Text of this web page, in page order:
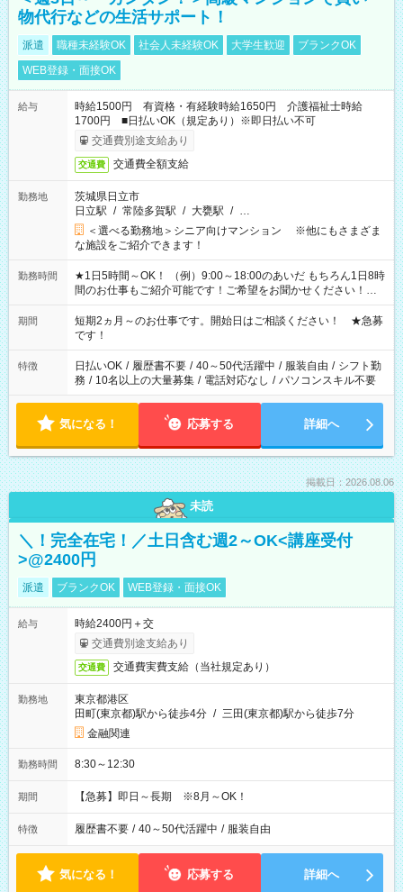
物代行などの生活サポート！
派遣 職種未経験OK 社会人未経験OK 大学生歓迎
ブランクOK
WEB登録・面接OK
給与
時給1500円 有資格・有経験時給1650円 介護福祉士時給
1700円 ■日払いOK（規定あり）※即日払い不可
交通費別途支給あり
交通費 交通費全額支給
勤務地
茨城県日立市
日立駅 / 常陸多賀駅 / 大甕駅 / …
＜選べる勤務地＞シニア向けマンション ※他にもさまざま
な施設をご紹介できます！
勤務時間
★1日5時間～OK！ （例）9:00～18:00のあいだ もちろん1日8時
間のお仕事もご紹介可能です！ご希望をお聞かせください！★
家庭の都合でお休みが必要な場合も遠慮なくご相談ください。
※週最低15時間以上の勤務が必要です
期間
短期2ヵ月～のお仕事です。開始日はご相談ください！ ★急募
です！
特徴 日払いOK / 履歴書不要 / 40～50代活躍中 / 服装自由 / シフト勤
務 / 10名以上の大量募集 / 電話対応なし / パソコンスキル不要
気になる！ 応募する 詳細へ
掲載日：2026.08.06
未読
＼！完全在宅！／土日含む週2～OK<講座受付
>@2400円
派遣 ブランクOK WEB登録・面接OK
給与
時給2400円＋交
交通費別途支給あり
交通費 交通費実費支給（当社規定あり）
勤務地
東京都港区
田町(東京都)駅から徒歩4分 / 三田(東京都)駅から徒歩7分
金融関連
勤務時間 8:30～12:30
期間 【急募】即日～長期 ※8月～OK！
特徴 履歴書不要 / 40～50代活躍中 / 服装自由
気になる！ 応募する 詳細へ